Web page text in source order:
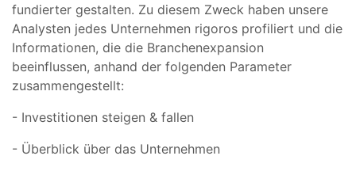
fundierter gestalten. Zu diesem Zweck haben unsere
Analysten jedes Unternehmen rigoros profiliert und die
Informationen, die die Branchenexpansion
beeinflussen, anhand der folgenden Parameter
zusammengestellt:
- Investitionen steigen & fallen
- Überblick über das Unternehmen